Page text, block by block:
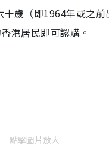
歲（即1964年或之前
港居民即可認購。
點擊圖片放大